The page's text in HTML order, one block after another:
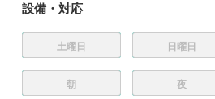
設備・対応
土曜日 日曜日
朝 夜